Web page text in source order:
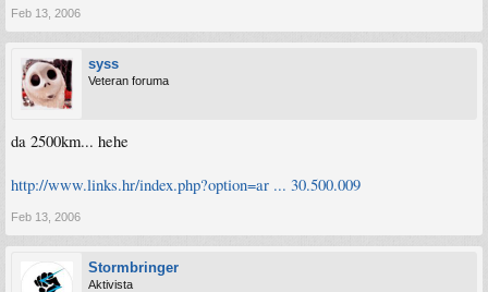
Feb 13, 2006
syss
Veteran foruma
da 2500km... hehe
http://www.links.hr/index.php?option=ar ... 30.500.009
Feb 13, 2006
Stormbringer
Aktivista